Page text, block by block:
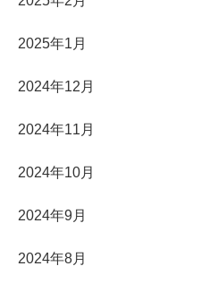
2025年1月
2024年12月
2024年11月
2024年10月
2024年9月
2024年8月